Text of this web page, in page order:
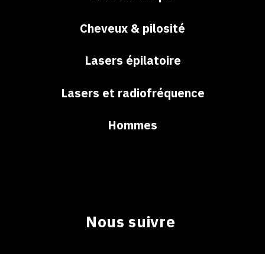
Cheveux & pilosité
Lasers épilatoire
Lasers et radiofréquence
Hommes
Nous suivre